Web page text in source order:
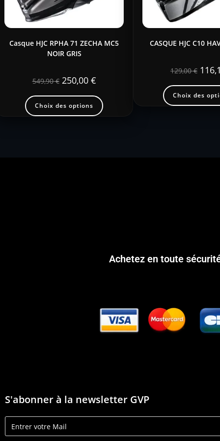
Casque HJC RPHA 71 ZECHA MC5
NOIR GRIS
549,90€ 250,00 €
Choix des options
CASQUE HJC C10
129,00€
Choix des
Achetez en toute
S'abonner à la newsletter GVP